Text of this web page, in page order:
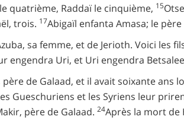
quatrième, Raddaï le cinquième, 15
trois. 17Abigaïl enfanta Amasa; le
sa femme, et de Jerioth. Voici les
engendra Uri, et Uri engendra
de Galaad, et il avait soixante ans
Gueschuriens et les Syriens leur
père de Galaad. 24Après la mort de